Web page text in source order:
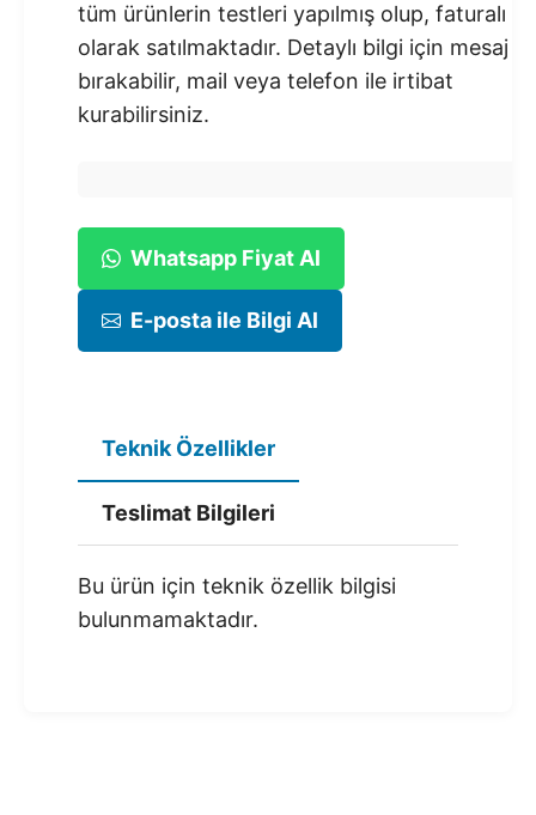
tüm ürünlerin testleri yapılmış olup, faturalı
olarak satılmaktadır. Detaylı bilgi için mesaj
bırakabilir, mail veya telefon ile irtibat
kurabilirsiniz.
Whatsapp Fiyat Al
E-posta ile Bilgi Al
Teknik Özellikler
Teslimat Bilgileri
Bu ürün için teknik özellik bilgisi
bulunmamaktadır.